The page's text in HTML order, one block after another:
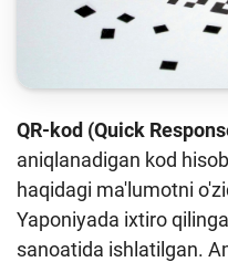
Pul-kredit siyosati
Moliyaviy xavfsizlik
Kichik va oʻrta
oʻquv dastur
Mehnat migrantlari
QR-kod (Quick
aniqlanadigan kod
haqidagi ma'lumotni
Yaponiyada ixtiro
sanoatida ishlatilgan.